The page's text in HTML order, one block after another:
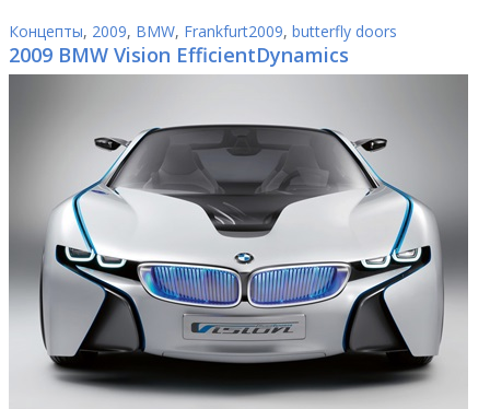
Концепты, 2009, BMW, Frankfurt2009, butterfly doors
2009 BMW Vision EfficientDynamics